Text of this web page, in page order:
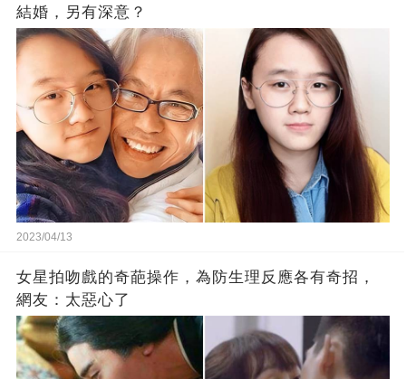
結婚，另有深意？
2023/04/13
女星拍吻戲的奇葩操作，為防生理反應各有奇招，
網友：太惡心了